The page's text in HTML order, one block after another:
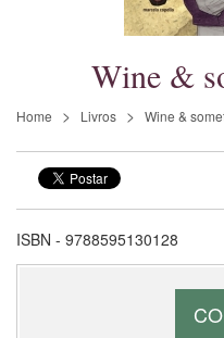
Wine &
Home Livros Wine &
ISBN - 9788595130128